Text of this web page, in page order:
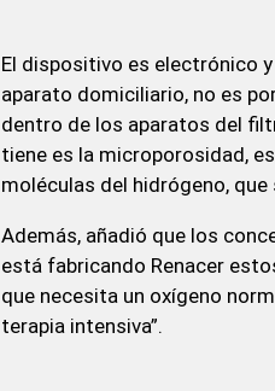
El dispositivo es electrónico
aparato domiciliario, no es
dentro de los aparatos del
tiene es la microporosidad,
moléculas del hidrógeno, que
Además, añadió que los
está fabricando Renacer
que necesita un oxígeno
terapia intensiva”.